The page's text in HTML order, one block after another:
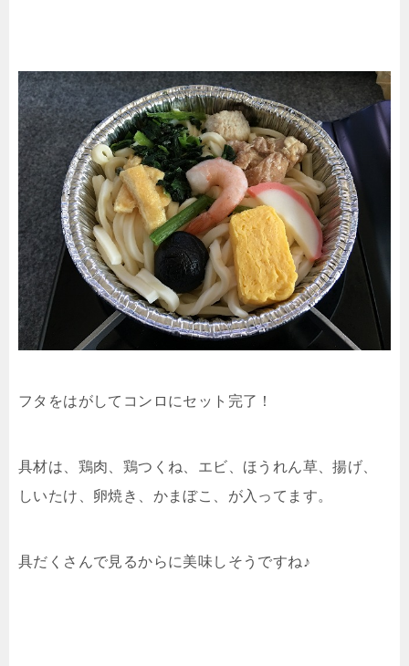
フタをはがしてコンロにセット完了！
具材は、鶏肉、鶏つくね、エビ、ほうれん草、揚げ、
しいたけ、卵焼き、かまぼこ、が入ってます。
具だくさんで見るからに美味しそうですね♪